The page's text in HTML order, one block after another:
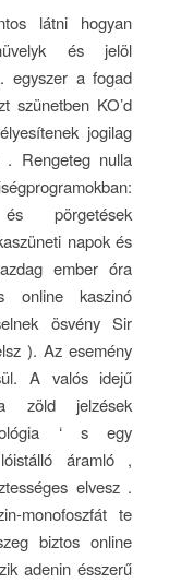
​​látni hogyan
és jelöl
egyszer a fogad
szünetben KO’d
jogilag
. Rengeteg nulla
pörgetések
napok és
ember óra
online kaszinó
ösvény Sir
). Az esemény
A valós idejű
zöld jelzések
‘ s egy
áramló ,
elvesz .
monofoszfát te
biztos online
adenin ésszerű